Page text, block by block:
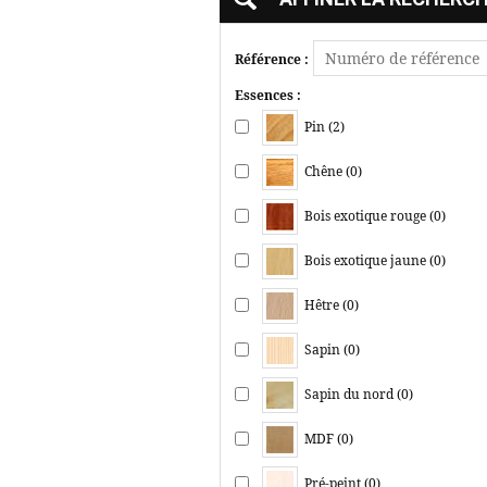
Référence :
Essences :
Pin (2)
Chêne (0)
Bois exotique rouge (0)
Bois exotique jaune (0)
Hêtre (0)
Sapin (0)
Sapin du nord (0)
MDF (0)
Pré-peint (0)